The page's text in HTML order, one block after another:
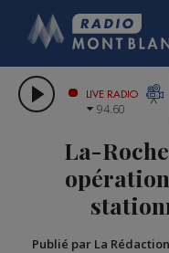
LES
GRAND
LIVE RADIO
94.60
La-
Publié par La